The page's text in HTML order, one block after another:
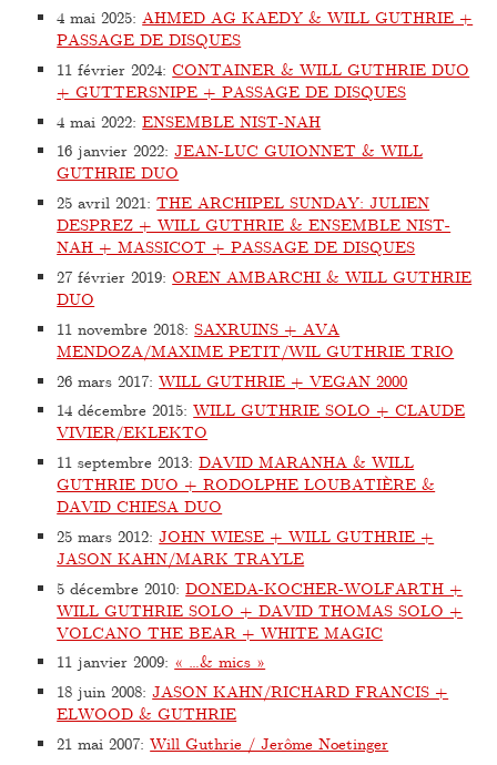
4 mai 2025:AHMED AG KAEDY & WILL GUTHRIE +
PASSAGE DE DISQUES
11 février 2024:CONTAINER & WILL GUTHRIE DUO
+ GUTTERSNIPE + PASSAGE DE DISQUES
4 mai 2022:ENSEMBLE NIST-NAH
16 janvier 2022:JEAN-LUC GUIONNET & WILL
GUTHRIE DUO
25 avril 2021:THE ARCHIPEL SUNDAY: JULIEN
DESPREZ + WILL GUTHRIE & ENSEMBLE NIST-
NAH + MASSICOT + PASSAGE DE DISQUES
27 février 2019:OREN AMBARCHI & WILL GUTHRIE
DUO
11 novembre 2018:SAXRUINS + AVA
MENDOZA/MAXIME PETIT/WIL GUTHRIE TRIO
26 mars 2017:WILL GUTHRIE + VEGAN 2000
14 décembre 2015:WILL GUTHRIE SOLO + CLAUDE
VIVIER/EKLEKTO
11 septembre 2013:DAVID MARANHA & WILL
GUTHRIE DUO + RODOLPHE LOUBATIÈRE &
DAVID CHIESA DUO
25 mars 2012:JOHN WIESE + WILL GUTHRIE +
JASON KAHN/MARK TRAYLE
5 décembre 2010:DONEDA-KOCHER-WOLFARTH +
WILL GUTHRIE SOLO + DAVID THOMAS SOLO +
VOLCANO THE BEAR + WHITE MAGIC
11 janvier 2009: « …& mics »
18 juin 2008:JASON KAHN/RICHARD FRANCIS +
ELWOOD & GUTHRIE
21 mai 2007:Will Guthrie / Jerôme Noetinger